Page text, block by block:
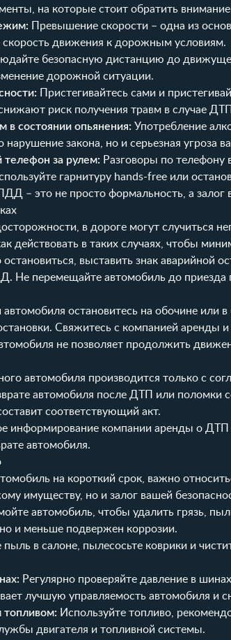
на которые стоит обратить
Превышение скорости – одна из
скорость движения к дорожным условиям.
безопасную дистанцию до
дорожной ситуации.
Пристегивайтесь сами и
риск получения травм в случае
в состоянии опьянения: Употребление
нарушение закона, но и серьезная
телефон за рулем: Разговоры по телефону
гарнитуру hands-free или
– это не просто формальность, а
в дороге могут случиться
действовать в таких случаях, чтобы
выставить знак аварийной
Не перемещайте автомобиль до приезда
автомобиля остановитесь на обочине или
Свяжитесь с компанией аренды
не позволяет продолжить
автомобиля производится только с
автомобиля после ДТП или поломки
соответствующий акт.
информирование компании аренды о
автомобиля.
на короткий срок, важно
имуществу, но и залог вашей
автомобиль, чтобы удалить грязь,
и меньше подвержен коррозии.
пыль в салоне, пылесосьте коврики и
Регулярно проверяйте давление в
лучшую управляемость автомобиля и
топливом: Используйте топливо,
двигателя и топливной системы.